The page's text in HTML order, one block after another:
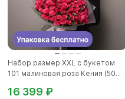
Набор размер ХХL с букетом
101 малиновая роза Кения (50...
16 399 ₽